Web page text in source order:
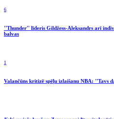
6
''Thunder'' līderis Gildžess-Aleksandrs arī
balvas
1
Valančūns kritizē spēļu izlaišanu NBA: ''Tavs